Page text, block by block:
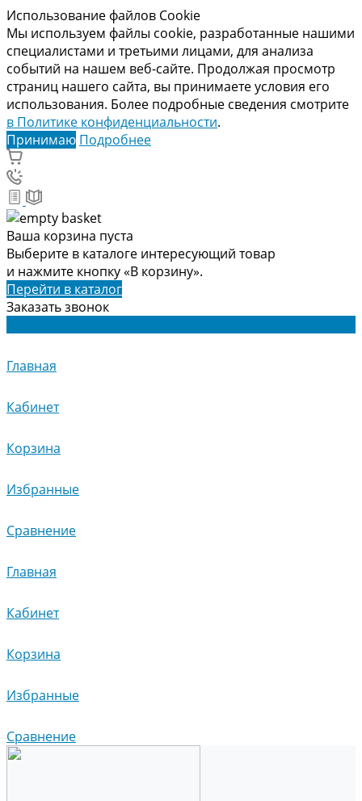
Использование файлов Cookie
Мы используем файлы cookie, разработанные нашими
специалистами и третьими лицами, для анализа
событий на нашем веб-сайте. Продолжая просмотр
страниц нашего сайта, вы принимаете условия его
использования. Более подробные сведения смотрите
в Политике конфиденциальности.
Принимаю Подробнее
Ваша корзина пуста
Выберите в каталоге интересующий товар
и нажмите кнопку «В корзину».
Перейти в каталог
Заказать звонок
Главная
Кабинет
Корзина
Избранные
Сравнение
Главная
Кабинет
Корзина
Избранные
Сравнение